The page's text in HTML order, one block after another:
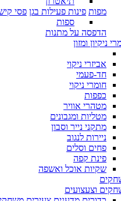
מפות פינות פעילות בגן פסי
ספות
הדפסה על מתנות
ניקיון ומזון
אביזרי ניקוי
חד-פעמי
חומרי ניקוי
כפפות
מטהרי אוויר
מטליות ומגבונים
מתקני נייר וסבון
ניירות לנגוב
פחים וסלים
פינת קפה
שקיות אוכל ואשפה
וצעצועים